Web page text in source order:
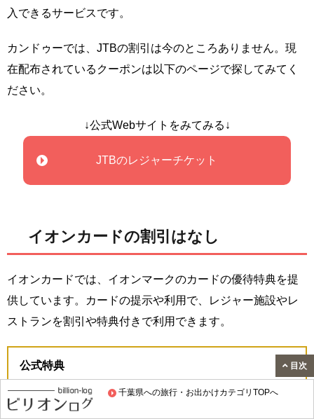
千葉県への旅行・お出かけカテゴリTOPへ
入できるサービスです。
カンドゥーでは、JTBの割引は今のところありません。現
在配布されているクーポンは以下のページで探してみてく
ださい。
↓公式Webサイトをみてみる↓
JTBのレジャーチケット
イオンカードの割引はなし
イオンカードでは、イオンマークのカードの優待特典を提
供しています。カードの提示や利用で、レジャー施設やレ
ストランを割引や特典付きで利用できます。
公式特典
イオンカードセレクト
の公式サイトから申し込み&
条件達成で、
目次